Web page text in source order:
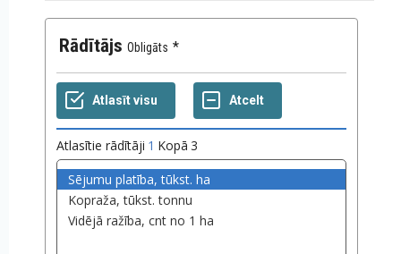
Rādītājs Obligāts
Atlasītie rādītāji 1 Kopā 3